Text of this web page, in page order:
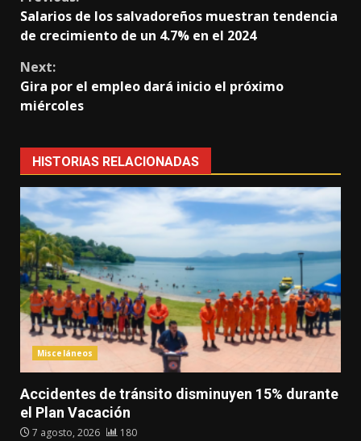
Reading
Salarios de los salvadoreños muestran tendencia
de crecimiento de un 4.7% en el 2024
Next:
Gira por el empleo dará inicio el próximo
miércoles
HISTORIAS RELACIONADAS
Misceláneos
Accidentes de tránsito disminuyen 15% durante
el Plan Vacación
7 agosto, 2026 180